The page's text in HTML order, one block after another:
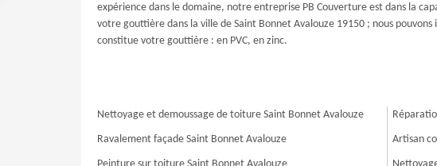
expérience dans le domaine, notre entreprise PB Couverture est dans la
votre gouttière dans la ville de Saint Bonnet Avalouze 19150 ; nous
constitue votre gouttière : en PVC, en zinc.
Nettoyage et demoussage de toiture Saint Bonnet Avalouze
Ravalement façade Saint Bonnet Avalouze Artisan